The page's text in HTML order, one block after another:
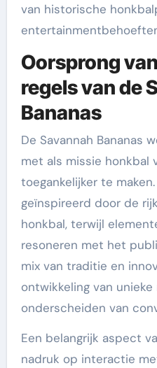
van historische
Oorsprong
regels van de
Bananas
De Savannah Bananas
met als missie honkbal
toegankelijker te
geïnspireerd door de
honkbal, terwijl
resoneren met het
mix van traditie en
ontwikkeling van
onderscheiden van
Een belangrijk aspect
nadruk op interactie